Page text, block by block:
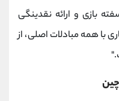
بازی و ارائه نقدینگی
با همه مبادلات اصلی، از